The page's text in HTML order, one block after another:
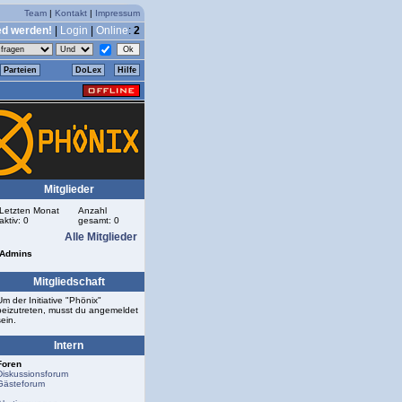
Team | Kontakt | Impressum
werden! Login Online: 2
Parteien DoLex Hilfe
Mitglieder
Letzten Monat
aktiv: 0
Anzahl
gesamt: 0
Alle Mitglieder
Admins
Mitgliedschaft
der Initiative "Phönix"
musst du angemeldet
Intern